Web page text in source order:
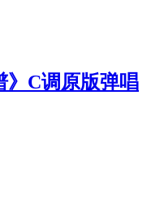
》C调原版弹唱